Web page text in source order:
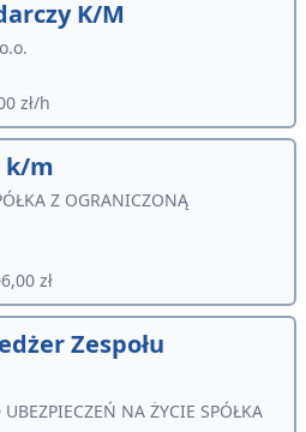
K/M
zł/h
k/m
Z OGRANICZONĄ
zł
Zespołu
NA ŻYCIE SPÓŁKA